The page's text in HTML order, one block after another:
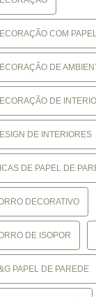
COM
DE
DE
DE INTERIORES
DE PAPEL DE
DECORATIVO
DE ISOPOR
PAPEL DE PAREDE